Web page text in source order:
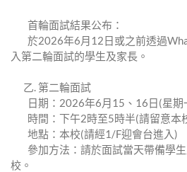
⾸輪⾯試結果公布：
於2026年6⽉12⽇或之前透過
⼊第⼆輪⾯試的學⽣及家⻑。
⼄. 第⼆輪⾯試
⽇期：2026年6⽉15、16⽇(星期
時間：下午2時⾄5時半(請留意本
地點：本校(請經1/F迎會台進⼊)
參加⽅法：請於⾯試當天帶備學⽣
校。